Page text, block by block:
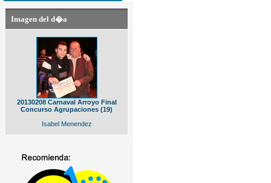
Imagen del d�a
20130208 Carnaval Arroyo Final
Concurso Agrupaciones (19)
Isabel Menendez